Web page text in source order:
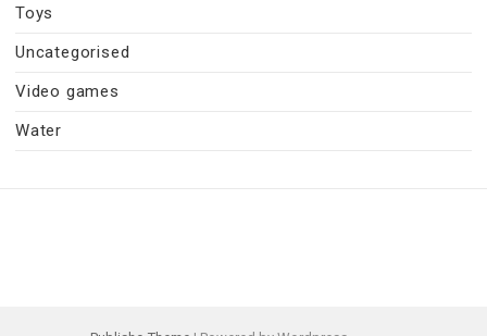
Toys
Uncategorised
Video games
Water